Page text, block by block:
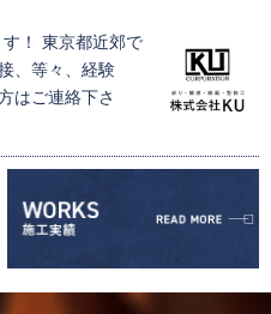
！ 東京都近郊で
、等々、経験
はご連絡下さ